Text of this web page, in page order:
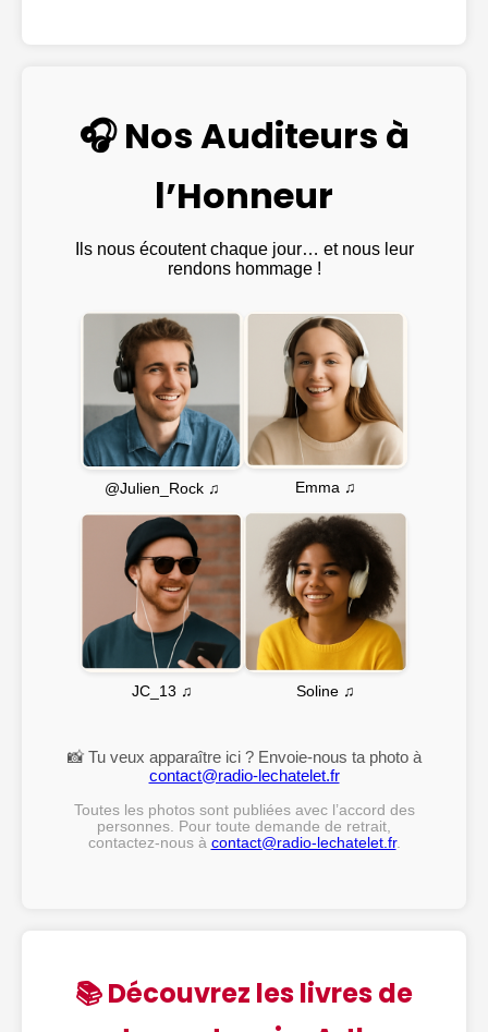
🎧 Nos Auditeurs à
l’Honneur
Ils nous écoutent chaque jour… et nous leur
rendons hommage !
@Julien_Rock ♫ Emma ♫
JC_13 ♫ Soline ♫
📸 Tu veux apparaître ici ? Envoie-nous ta photo à
contact@radio-lechatelet.fr
Toutes les photos sont publiées avec l’accord des
personnes. Pour toute demande de retrait,
contactez-nous à contact@radio-lechatelet.fr.
📚 Découvrez les livres de